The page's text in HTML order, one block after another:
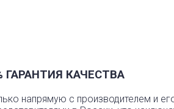
ГАРАНТИЯ КАЧЕСТВА
напрямую с производителем и